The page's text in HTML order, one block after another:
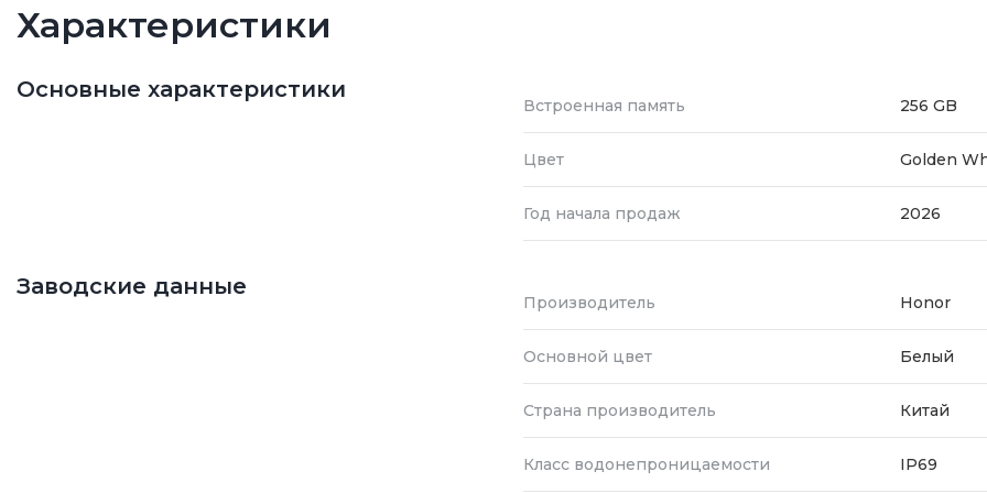
Характеристики
Основные характеристики
Встроенная память 256 GB
Цвет Golden
Год начала продаж 2026
Заводские данные
Производитель Honor
Основной цвет Белый
Страна производитель Китай
Класс водонепроницаемости IP69